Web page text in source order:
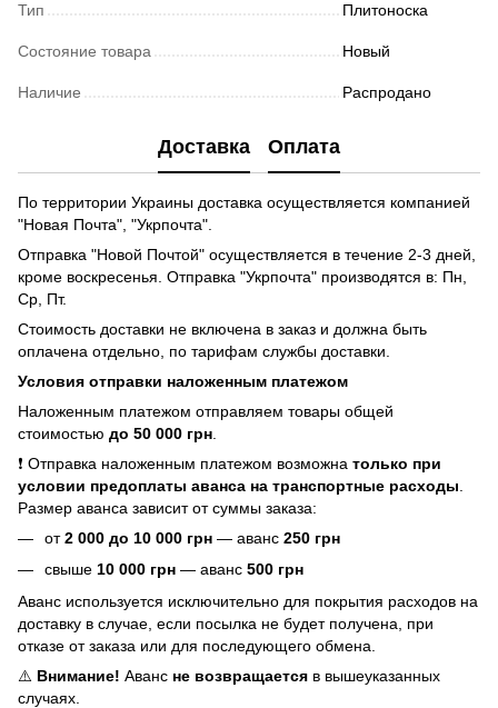
Тип Плитоноска
Состояние товара Новый
Наличие Распродано
Доставка Оплата
По территории Украины доставка осуществляется компанией
"Новая Почта", "Укрпочта".
Отправка "Новой Почтой" осуществляется в течение 2-3 дней,
кроме воскресенья. Отправка "Укрпочта" производятся в: Пн,
Ср, Пт.
Стоимость доставки не включена в заказ и должна быть
оплачена отдельно, по тарифам службы доставки.
Условия отправки наложенным платежом
Наложенным платежом отправляем товары общей
стоимостью до 50 000 грн
❗ Отправка наложенным платежом возможна только при
условии предоплаты аванса на транспортные расходы
Размер аванса зависит от суммы заказа:
от2 000 до 10 000 грн — аванс 250 грн
свыше 10 000 грн — аванс 500 грн
Аванс используется исключительно для покрытия расходов на
доставку в случае, если посылка не будет получена, при
отказе от заказа или для последующего обмена.
⚠️ Внимание! Аванс не возвращается в вышеуказанных
случаях.